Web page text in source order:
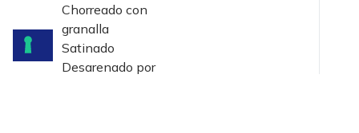
Chorreado con
granalla
Satinado
Desarenado por